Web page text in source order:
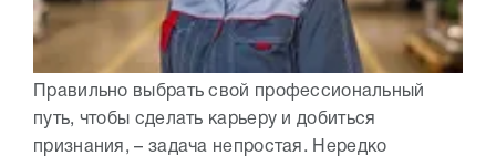
Правильно выбрать свой профессиональный
путь, чтобы сделать карьеру и добиться
признания, – задача непростая. Нередко